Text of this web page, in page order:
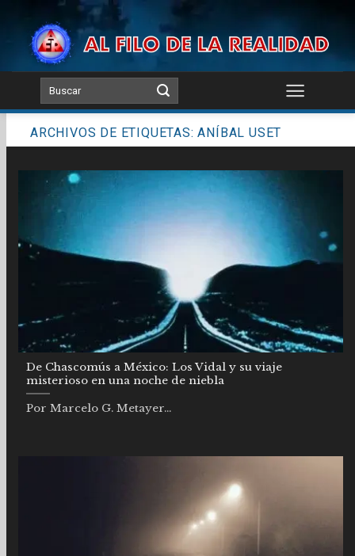
content
ARCHIVOS DE ETIQUETAS:ANÍBAL USET
De Chascomús a México: Los Vidal y su viaje
misterioso en una noche de niebla
Por Marcelo G. Metayer...